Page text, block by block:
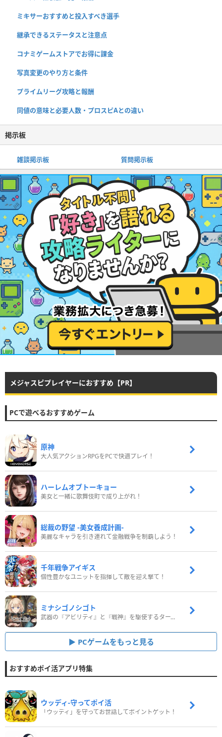
ミキサーおすすめと投入すべき選手
継承できるステータスと注意点
コナミゲームストアでお得に課金
写真変更のやり方と条件
プライムリーグ攻略と報酬
同値の意味と必要人数・プロスピAとの違い
掲示板
雑談掲示板 質問掲示板
メジャスピプレイヤーにおすすめ【PR】
PCで遊べるおすすめゲーム
原神
大人気アクションRPGをPCで快適プレイ！
ハーレムオブトーキョー
美女と一緒に歌舞伎町で成り上がれ！
総裁の野望 -美女養成計画-
美麗なキャラを引き連れて金融戦争を制覇しよう！
千年戦争アイギス
個性豊かなユニットを指揮して敵を迎え撃て！
ミナシゴノシゴト
武器の『アビリティ』と『戦神』を駆使するターン制コマンドバトルRPG！
PCゲームをもっと見る
おすすめポイ活アプリ特集
ウッディ‐守ってポイ活
「ウッディ」を守ってお世話してポイントゲット！